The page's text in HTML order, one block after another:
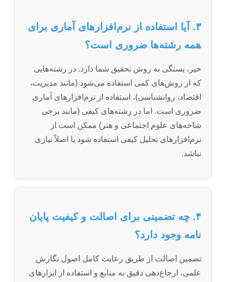
۳. آیا استفاده از نرم‌افزارهای آماری برای
همه رشته‌ها ضروری است؟
خیر، بستگی به روش تحقیق شما دارد. در رشته‌هایی
که از روش‌های کمی استفاده می‌شود (مانند مدیریت،
اقتصاد، روانشناسی)، استفاده از نرم‌افزارهای آماری
ضروری است. اما در رشته‌های کیفی (مانند برخی
شاخه‌های علوم اجتماعی و هنر) ممکن است از
نرم‌افزارهای تحلیل کیفی استفاده شود یا اصلاً نیازی
نباشد.
۴. چه تضمینی برای اصالت و کیفیت پایان
نامه وجود دارد؟
تضمین اصالت از طریق رعایت کامل اصول نگارش
علمی، ارجاع‌دهی دقیق به منابع و استفاده از ابزارهای